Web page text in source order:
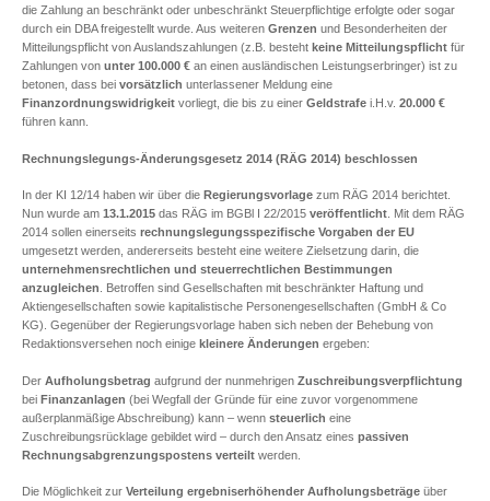
die Zahlung an beschränkt oder unbeschränkt Steuerpflichtige erfolgte oder sogar
durch ein DBA freigestellt wurde. Aus weiteren Grenzen und Besonderheiten der
Mitteilungspflicht von Auslandszahlungen (z.B. besteht keine Mitteilungspflicht für
Zahlungen von unter 100.000 € an einen ausländischen Leistungserbringer) ist zu
betonen, dass bei vorsätzlich unterlassener Meldung eine
Finanzordnungswidrigkeit vorliegt, die bis zu einer Geldstrafe i.H.v. 20.000 €
führen kann.
Rechnungslegungs-Änderungsgesetz 2014 (RÄG 2014) beschlossen
In der KI 12/14 haben wir über die Regierungsvorlage zum RÄG 2014 berichtet.
Nun wurde am 13.1.2015 das RÄG im BGBl I 22/2015 veröffentlicht . Mit dem RÄG
2014 sollen einerseits rechnungslegungsspezifische Vorgaben der EU
umgesetzt werden, andererseits besteht eine weitere Zielsetzung darin, die
unternehmensrechtlichen und steuerrechtlichen Bestimmungen
anzugleichen . Betroffen sind Gesellschaften mit beschränkter Haftung und
Aktiengesellschaften sowie kapitalistische Personengesellschaften (GmbH & Co
KG). Gegenüber der Regierungsvorlage haben sich neben der Behebung von
Redaktionsversehen noch einige kleinere Änderungen ergeben:
Der Aufholungsbetrag aufgrund der nunmehrigen Zuschreibungsverpflichtung
bei Finanzanlagen (bei Wegfall der Gründe für eine zuvor vorgenommene
außerplanmäßige Abschreibung) kann – wenn steuerlich eine
Zuschreibungsrücklage gebildet wird – durch den Ansatz eines passiven
Rechnungsabgrenzungspostens verteilt werden.
Die Möglichkeit zur Verteilung ergebniserhöhender Aufholungsbeträge über